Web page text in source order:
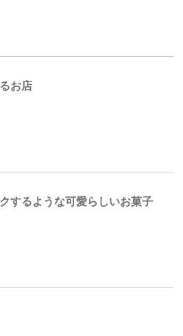
お店
するような可愛らしいお菓子